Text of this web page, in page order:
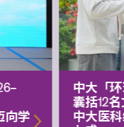
向学
中大「
囊括12
中大医